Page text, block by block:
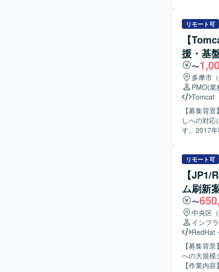
主体的に
方、新しい技
クラウド
構築から運
ウハウやIaC
AWS、
ます。
リモート可
【
援・基
〜
多摩市
PMO(業
Tomcat
【募集背
しへの対
す。2017
ます。既
へのバー
ダナイゼ
プロジェクト
て業務を進
まりきっ
ニケーシ
基盤やミ
ば、よりスムー
損害保険
ェクト推進
ブラウザ
リモート可
【
ム刷新
〜
中央区
インフ
RedHat
【募集背
への大規模
【作業内